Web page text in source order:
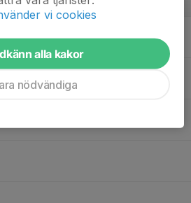
v.30
vi cookies
alla kakor
nödvändiga